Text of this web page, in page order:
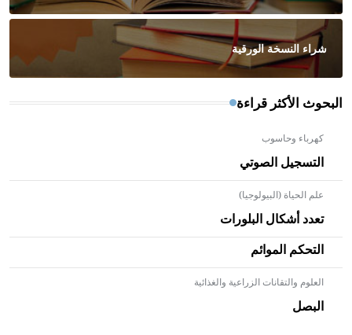
شراء النسخة الورقية
البحوث الأكثر قراءة
كهرباء وحاسوب
التسجيل الصوتي
علم الحياة (البيولوجيا)
تعدد أشكال البلورات
التحكم الموائم
العلوم والتقانات الزراعية والغذائية
البصل
- هل تعلم أن الأبلق نوع من الفنون الهندسية التي ارتبطت
بالعمارة الإسلامية في بلاد الشام ومصر خاصة، حيث يحرص
المعمار على بناء مداميكه وخاصة في الواجهات